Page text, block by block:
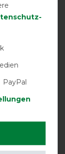
PayPal